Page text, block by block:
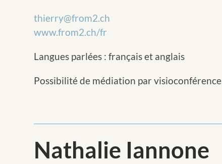
thierry@from2.ch
www.from2.ch/fr
Langues parlées : français et anglais
Possibilité de médiation par visioconférence
Nathalie Iannone